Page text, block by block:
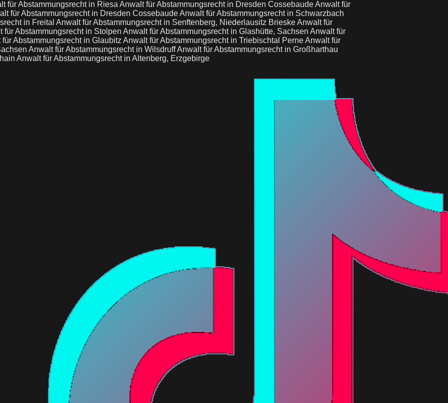
für Abstammungsrecht in Riesa Anwalt für Abstammungsrecht in Dresden CossebaudeAnwalt für
für Abstammungsrecht in Dresden CossebaudeAnwalt für Abstammungsrecht in Schwarzbach
in Freital Anwalt für Abstammungsrecht in Senftenberg, Niederlausitz BrieskeAnwalt für
für Abstammungsrecht in Stolpen Anwalt für Abstammungsrecht in Glashütte, Sachsen Anwalt für
für Abstammungsrecht in Glaubitz Anwalt für Abstammungsrecht in Triebischtal PerneAnwalt für
Anwalt für Abstammungsrecht in WilsdruffAnwalt für Abstammungsrecht in Großharthau
Anwalt für Abstammungsrecht in Altenberg, Erzgebirge